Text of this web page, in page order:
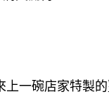
一碗店家特製